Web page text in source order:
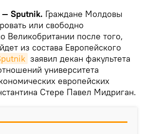
Sputnik. Граждане Молдовы
или свободно
Великобритании после того,
из состава Европейского
заявил декан факультета
университета
европейских
Стере Павел Мидриган.